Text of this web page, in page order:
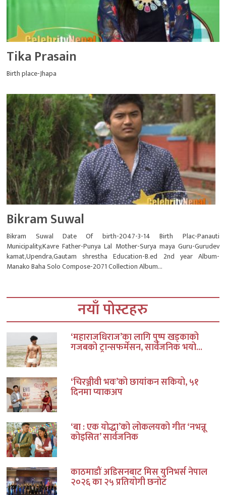
Tika Prasain
Birth place-Jhapa
Bikram Suwal
Bikram Suwal Date Of birth-2047-3-14 Birth Plac-Panauti
Municipality,Kavre Father-Punya Lal Mother-Surya maya Guru-Gurudev
kamat,Upendra,Gautam shrestha Education-B.ed 2nd year Album-
Manako Baha Solo Compose-2071 Collection Album...
नयाँ पोस्टहरु
‘महाराजधिराज’का लागि पुष्प खड्काको
गजबको ट्रान्सफर्मेसन, सार्वजनिक भयो...
‘चिरञ्जीवी भवः’को छायांकन सकियो, ५१
दिनमा प्याकअप
‘बा : एक योद्धा’को लोकलयको गीत ‘नभन्नू
कोइसित’ सार्वजनिक
काठमाडौं अडिसनबाट मिस युनिभर्स नेपाल
२०२६ का २५ प्रतियोगी छनोट